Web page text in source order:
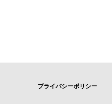
プライバシーポリシー